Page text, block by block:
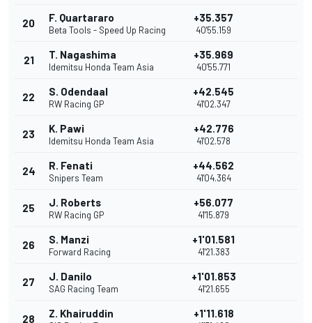
20 F. Quartararo
Beta Tools - Speed Up Racing
+35.357
40'55.159
21 T. Nagashima
Idemitsu Honda Team Asia
+35.969
40'55.771
22 S. Odendaal
RW Racing GP
+42.545
41'02.347
23 K. Pawi
Idemitsu Honda Team Asia
+42.776
41'02.578
24 R. Fenati
Snipers Team
+44.562
41'04.364
25 J. Roberts
RW Racing GP
+56.077
41'15.879
26 S. Manzi
Forward Racing
+1'01.581
41'21.383
27 J. Danilo
SAG Racing Team
+1'01.853
41'21.655
28 Z. Khairuddin +1'11.618